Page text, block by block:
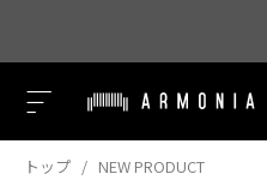
トップ NEW PRODUCT